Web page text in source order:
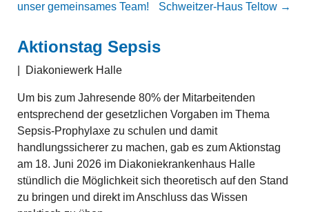
unser gemeinsames Team!
Schweitzer-Haus Teltow →
Aktionstag Sepsis
Diakoniewerk Halle
Um bis zum Jahresende 80% der Mitarbeitenden
entsprechend der gesetzlichen Vorgaben im Thema
Sepsis-Prophylaxe zu schulen und damit
handlungssicherer zu machen, gab es zum Aktionstag
am 18. Juni 2026 im Diakoniekrankenhaus Halle
stündlich die Möglichkeit sich theoretisch auf den Stand
zu bringen und direkt im Anschluss das Wissen